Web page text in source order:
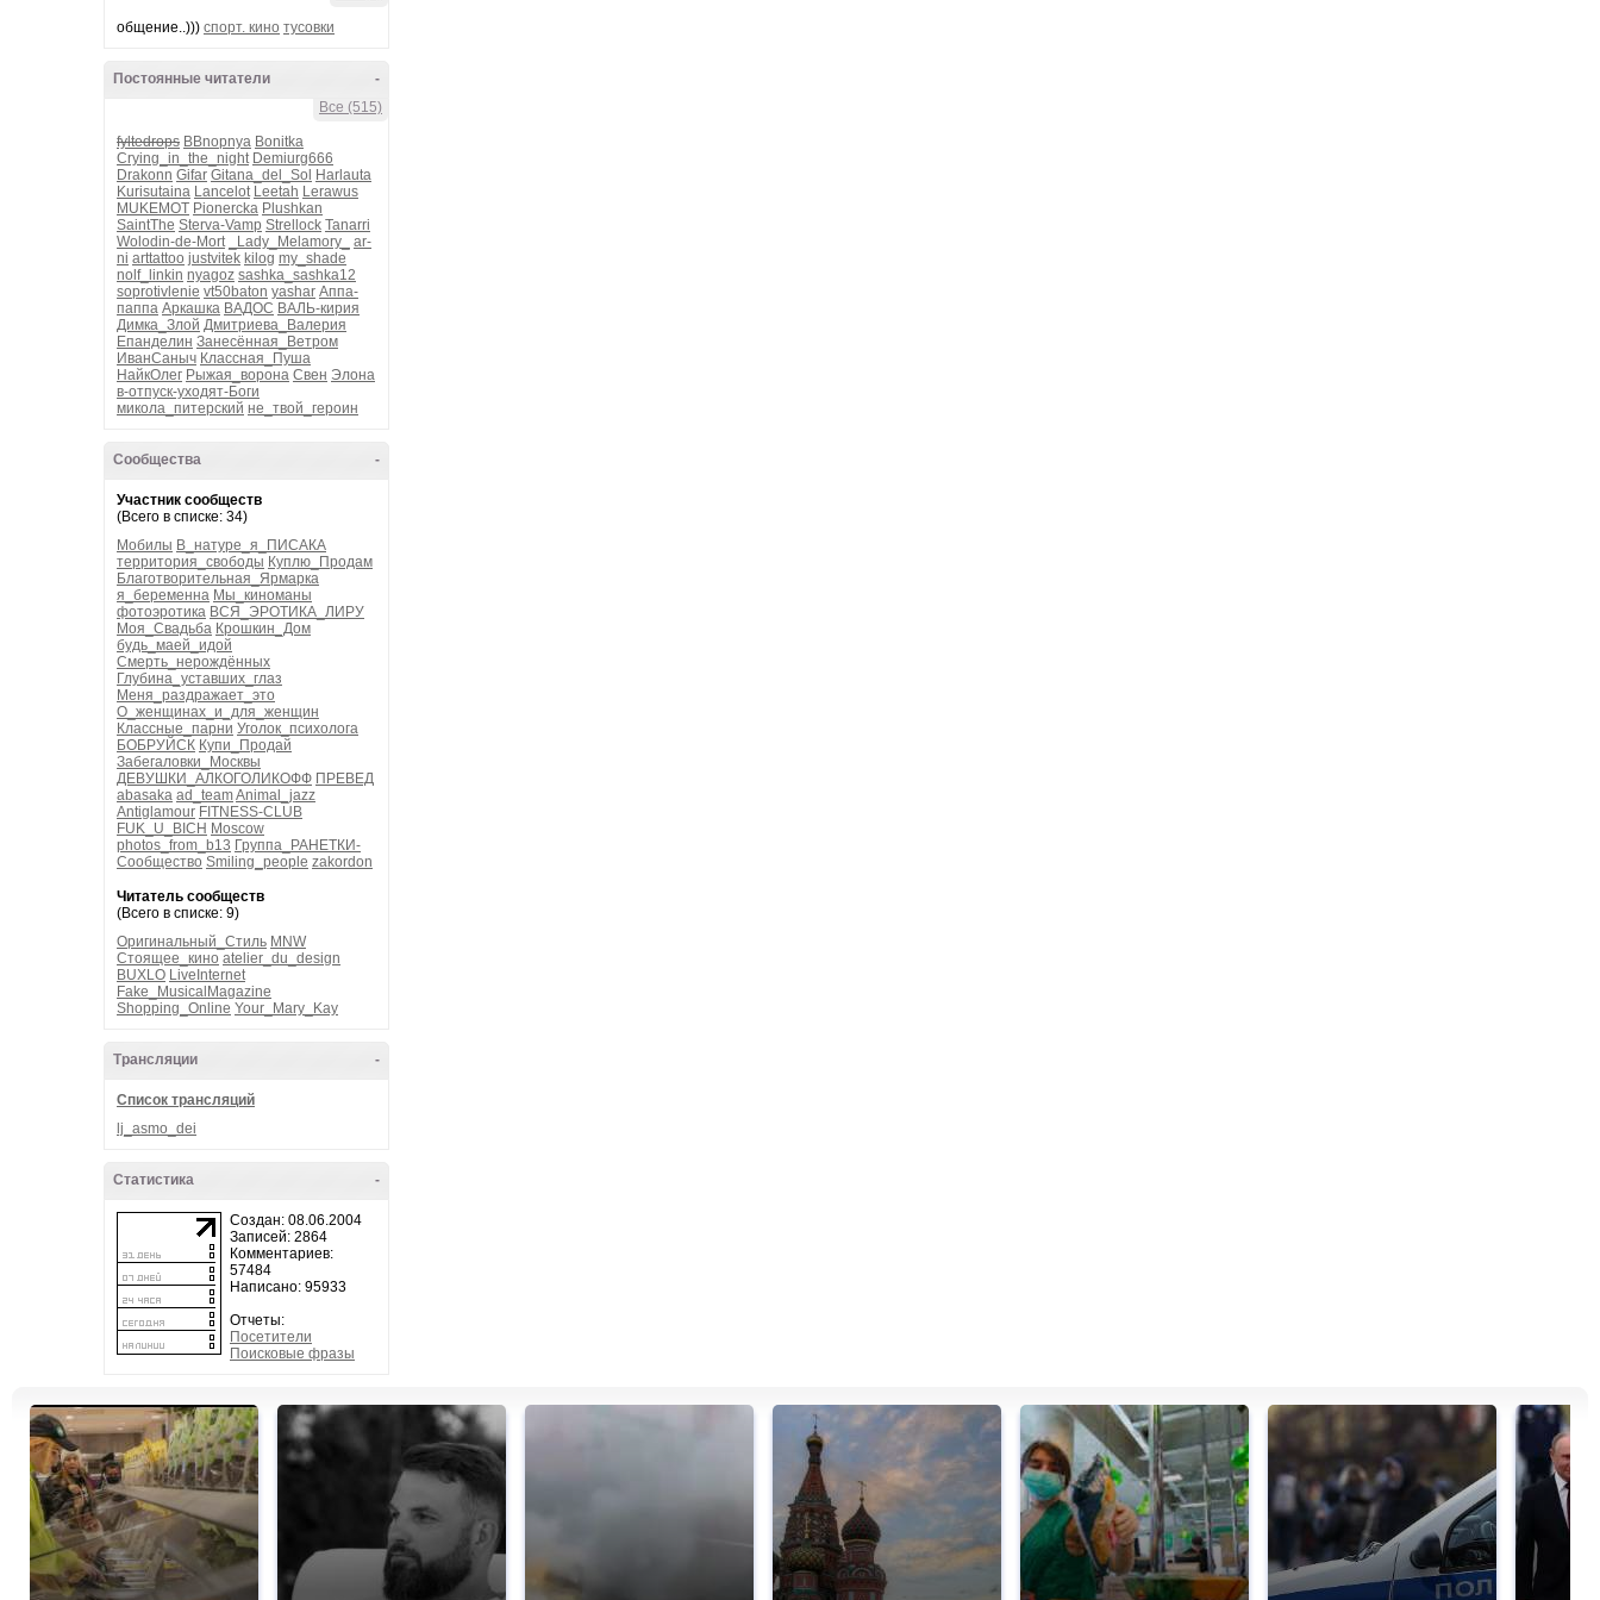
общение..))) спорт. кино тусовки
-
Постоянные читатели
Все (515)
fyltedrops BBnopnya Bonitka
Crying_in_the_night Demiurg666
Drakonn Gifar Gitana_del_Sol
Harlauta
Kurisutaina Lancelot Leetah Lerawus
MUKEMOT Pionercka Plushkan
SaintThe Sterva-Vamp Strellock Tanarri
Wolodin-de-Mort
_Lady_Melamory_
ar-
ni arttattoo justvitek kilog my_shade
nolf_linkin nyagoz sashka_sashka12
soprotivlenie vt50baton yashar Аппа-
паппа Аркашка ВАДОС ВАЛЬ-кирия
Димка_Злой Дмитриева_Валерия
Епанделин Занесённая_Ветром
ИванСаныч Классная_Пуша
НайкОлег Рыжая_ворона Свен Элона
в-отпуск-уходят-Боги
микола_питерский не_твой_героин
-
Сообщества
Участник сообществ
(Всего в списке: 34)
Мобилы В_натуре_я_ПИСАКА
территория_свободы Куплю_Продам
Благотворительная_Ярмарка
я_беременна Мы_киноманы
фотоэротика ВСЯ_ЭРОТИКА_ЛИРУ
Моя_Свадьба Крошкин_Дом
будь_маей_идой
Смерть_нерождённых
Глубина_уставших_глаз
Меня_раздражает_это
О_женщинах_и_для_женщин
Классные_парни Уголок_психолога
БОБРУЙСК Купи_Продай
Забегаловки_Москвы
ДЕВУШКИ_АЛКОГОЛИКОФФ ПРЕВЕД
abasaka ad_teamAnimal_jazz
Antiglamour FITNESS-CLUB
FUK_U_BICH Moscow
photos_from_b13 Группа_РАНЕТКИ-
Сообщество Smiling_people zakordon
Читатель сообществ
(Всего в списке: 9)
Оригинальный_Стиль MNW
Стоящее_кино atelier_du_design
BUXLO LiveInternet
Fake_MusicalMagazine
Shopping_Online Your_Mary_Kay
-
Трансляции
Список трансляций
lj_asmo_dei
-
Статистика
Создан: 08.06.2004
Записей: 2864
Комментариев:
57484
Написано: 95933
Отчеты:
Посетители
Поисковые фразы